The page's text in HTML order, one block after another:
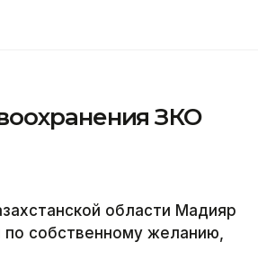
ЗКО
области Мадияр
собственному желанию,